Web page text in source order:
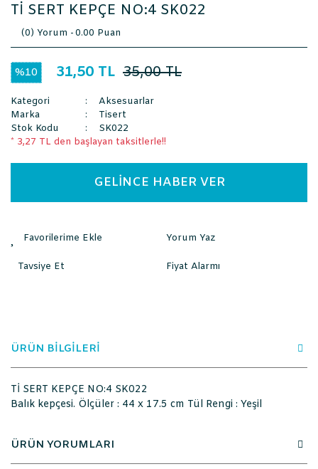
Tİ SERT KEPÇE NO:4 SK022
(0) Yorum -0.00 Puan
%10 31,50 TL 35,00 TL
Kategori
Aksesuarlar
Marka
Tisert
Stok Kodu
SK022
* 3,27 TL den başlayan taksitlerle!!
GELİNCE HABER VER
Yorum Yaz
Tavsiye Et Fiyat Alarmı
ÜRÜN BİLGİLERİ
Tİ SERT KEPÇE NO:4 SK022
Balık kepçesi. Ölçüler : 44 x 17.5 cm Tül Rengi : Yeşil
ÜRÜN YORUMLARI